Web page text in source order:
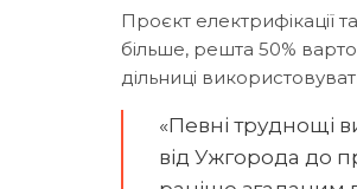
Проєкт електрифікації
більше, решта 50%
дільниці
«Певні труднощі
від Ужгорода до